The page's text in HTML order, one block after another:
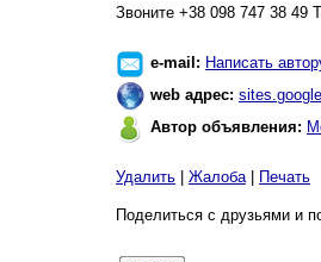
Звоните +38 098 747 38 49
e-mail: Написать
web адрес:
Автор объявления:
Удалить Жалоба| Печать
Поделиться с друзьями и